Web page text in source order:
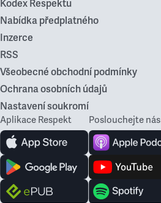
Kodex Respektu
Nabídka předplatného
Inzerce
RSS
Všeobecné obchodní podmínky
Ochrana osobních údajů
Nastavení soukromí
Aplikace Respekt Poslouchejte nás